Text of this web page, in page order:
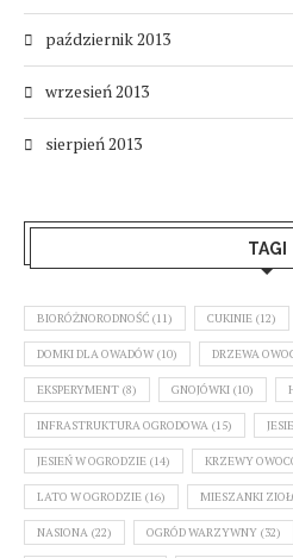
październik 2013
wrzesień 2013
sierpień 2013
TAGI
BIORÓŻNORODNOŚĆ (11) CUKINIE (12)
DOMKI DLA OWADÓW (10) DRZEWA
EKSPERYMENT (8) GNOJÓWKI (10)
INFRASTRUKTURA OGRODOWA (15)
JESIEŃ W OGRODZIE (14) KRZEWY
LATO W OGRODZIE (16) MIESZANKI
NASIONA (22) OGRÓD WARZYWNY (32)